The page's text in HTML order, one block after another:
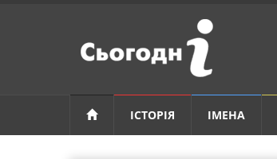
ІСТОРІЯ ІМЕНА